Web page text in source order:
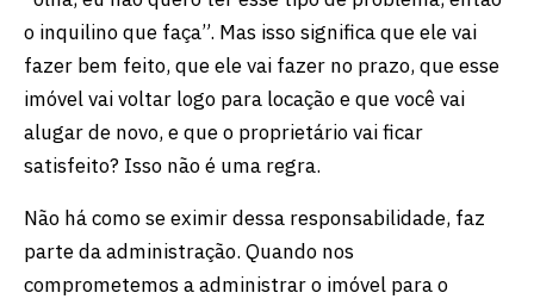
o inquilino que faça”. Mas isso significa que ele vai
fazer bem feito, que ele vai fazer no prazo, que esse
imóvel vai voltar logo para locação e que você vai
alugar de novo, e que o proprietário vai ficar
satisfeito? Isso não é uma regra.
Não há como se eximir dessa responsabilidade, faz
parte da administração. Quando nos
comprometemos a administrar o imóvel para o